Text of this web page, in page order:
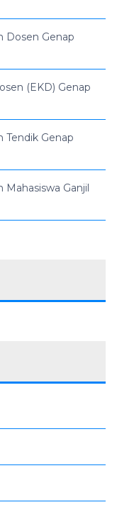
Dosen Genap
(EKD) Genap
Tendik Genap
Mahasiswa Ganjil